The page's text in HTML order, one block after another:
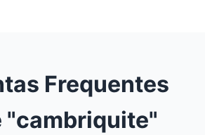
Frequentes
"cambriquite"